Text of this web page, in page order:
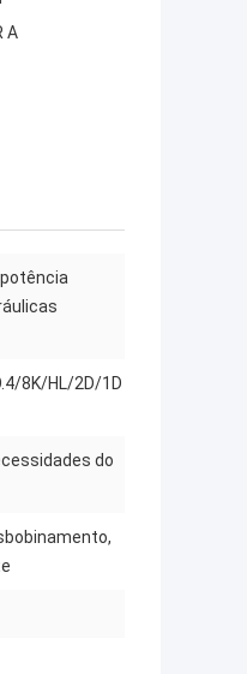
A
8K/HL/2D/1D
do